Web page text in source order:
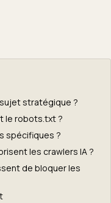
stratégique ?
le robots.txt ?
spécifiques ?
les crawlers IA ?
de bloquer les